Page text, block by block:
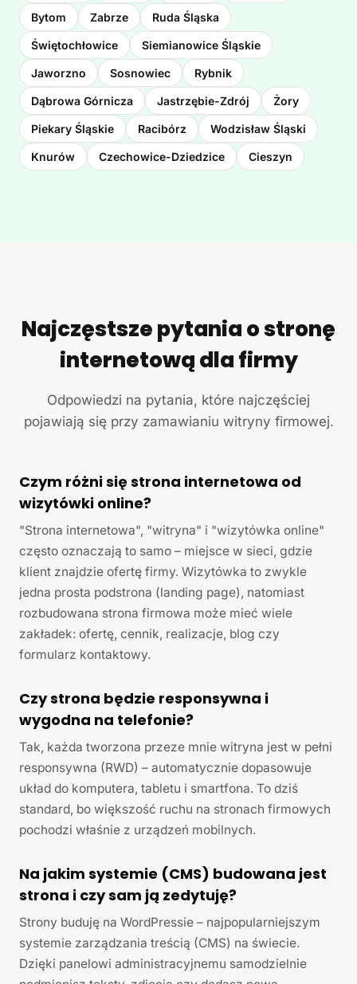
Bytom Zabrze Ruda Śląska
Świętochłowice Siemianowice Śląskie
Jaworzno Sosnowiec Rybnik
Dąbrowa Górnicza Jastrzębie-Zdrój Żory
Piekary Śląskie Racibórz Wodzisław Śląski
Knurów Czechowice-Dziedzice Cieszyn
Najczęstsze pytania o stronę
internetową dla firmy
Odpowiedzi na pytania, które najczęściej
pojawiają się przy zamawianiu witryny firmowej.
Czym różni się strona internetowa od
wizytówki online?
"Strona internetowa", "witryna" i "wizytówka online"
często oznaczają to samo – miejsce w sieci, gdzie
klient znajdzie ofertę firmy. Wizytówka to zwykle
jedna prosta podstrona (landing page), natomiast
rozbudowana strona firmowa może mieć wiele
zakładek: ofertę, cennik, realizacje, blog czy
formularz kontaktowy.
Czy strona będzie responsywna i
wygodna na telefonie?
Tak, każda tworzona przeze mnie witryna jest w pełni
responsywna (RWD) – automatycznie dopasowuje
układ do komputera, tabletu i smartfona. To dziś
standard, bo większość ruchu na stronach firmowych
pochodzi właśnie z urządzeń mobilnych.
Na jakim systemie (CMS) budowana jest
strona i czy sam ją zedytuję?
Strony buduję na WordPressie – najpopularniejszym
systemie zarządzania treścią (CMS) na świecie.
Dzięki panelowi administracyjnemu samodzielnie